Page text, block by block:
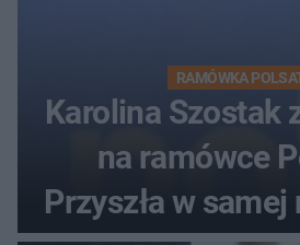
RAMÓWKA
Karolina Szostak
na ramówce
Przyszła w